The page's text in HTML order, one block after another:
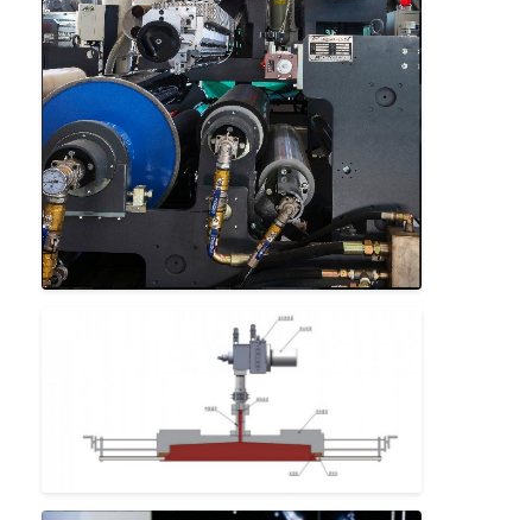
Produtos